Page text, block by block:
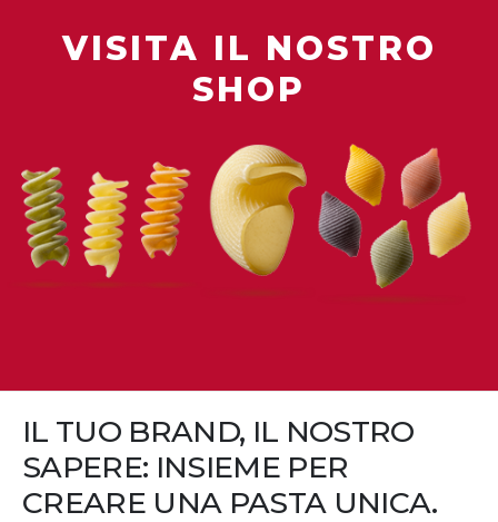
VISITA IL NOSTRO
SHOP
IL TUO BRAND, IL NOSTRO
SAPERE: INSIEME PER
CREARE UNA PASTA UNICA.